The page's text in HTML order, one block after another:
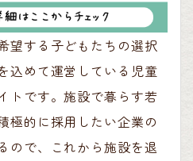
望する子どもたちの選択
込めて運営している児童
トです。施設で暮らす若
極的に採用したい企業の
ので、これから施設を退